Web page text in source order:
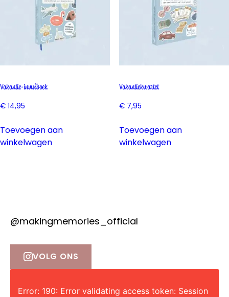
Fijne vakantie samen!
Vakantie
Feestdagen
Making Memories x CEWE
Over Making Memories
Over Making Memories
Over Kirsten Schilder
Vakantie-invulboek
€ 14,95
Toevoegen aan
winkelwagen
Vakantiekwartet
€7,95
Toevoegen aan
winkelwagen
@makingmemories_official
VOLG ONS
Error: 190: Error validating access token: Session